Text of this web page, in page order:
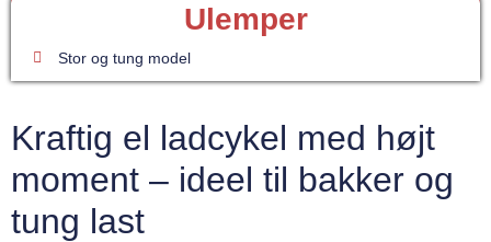
Ulemper
Stor og tung model
Kraftig el ladcykel med højt
moment – ideel til bakker og
tung last